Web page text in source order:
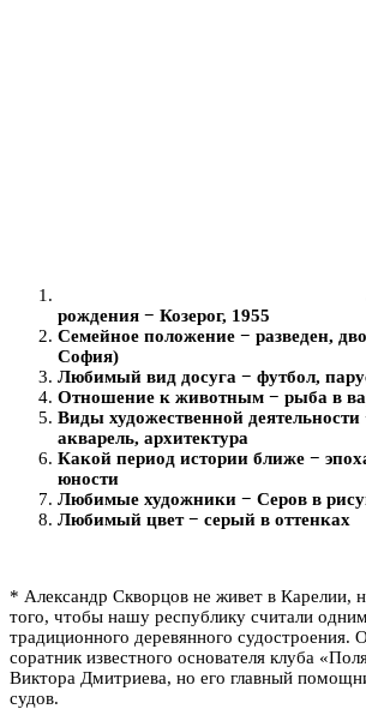
рождения − Козерог, 1955
Семейное положение − разведен,
София)
Любимый вид досуга − футбол,
Отношение к животным − рыба в
Виды художественной
акварель, архитектура
Какой период истории ближе −
юности
Любимые художники − Серов в
Любимый цвет − серый в оттенках
* Александр Скворцов не живет в Карелии,
того, чтобы нашу республику считали
традиционного деревянного судостроения.
соратник известного основателя клуба
Виктора Дмитриева, но его главный
судов.